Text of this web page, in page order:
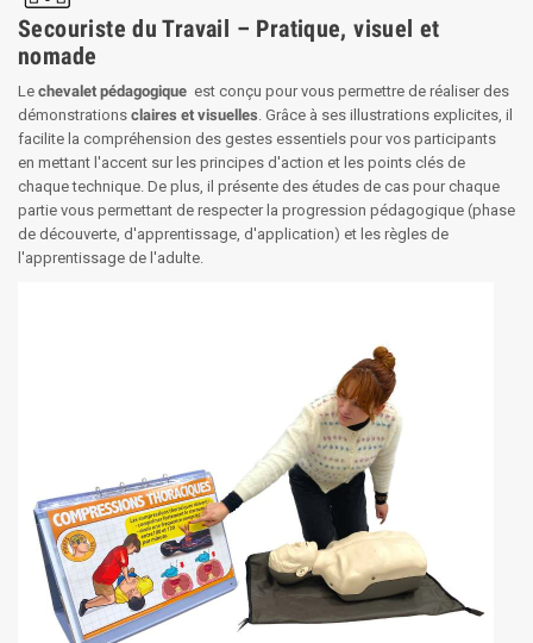
Secouriste du Travail – Pratique, visuel et
nomade
Le chevalet pédagogique est conçu pour vous permettre de réaliser des
démonstrations claires et visuelles . Grâce à ses illustrations explicites, il
facilite la compréhension des gestes essentiels pour vos participants
en mettant l'accent sur les principes d'action et les points clés de
chaque technique. De plus, il présente des études de cas pour chaque
partie vous permettant de respecter la progression pédagogique (phase
de découverte, d'apprentissage, d'application) et les règles de
l'apprentissage de l'adulte.